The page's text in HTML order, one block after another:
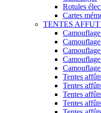
Rotules
Cartes
TENTES
Tentes
Tentes
Tentes
Tentes